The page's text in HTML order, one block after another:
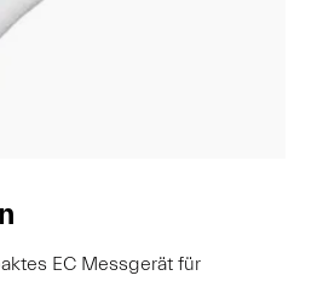
EC Messgerät für